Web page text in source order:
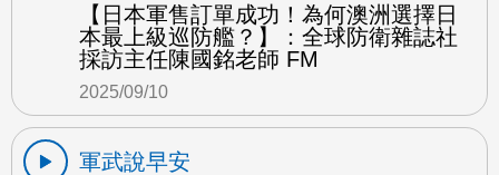
【日本軍售訂單成功！為何澳洲選擇日
本最上級巡防艦？】：全球防衛雜誌社
採訪主任陳國銘老師 FM
2025/09/10
軍武說早安